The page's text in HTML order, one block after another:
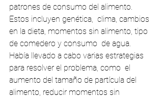
patrones de consumo del alimento.
Estos incluyen genética,  clima, cambios
en la dieta, momentos sin alimento, tipo
de comedero y consumo  de agua.
Había llevado a cabo varias estrategias
para resolver el problema, como  el
aumento del tamaño de partícula del
alimento, reducir momentos sin